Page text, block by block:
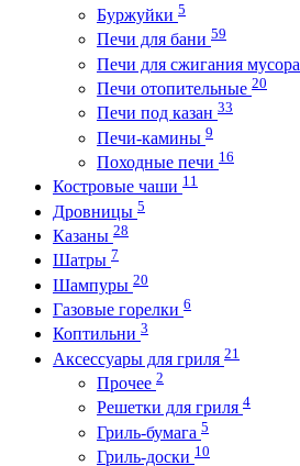
Буржуйки 5
Печи для бани 59
Печи для сжигания мусора
Печи отопительные 20
Печи под казан 33
Печи-камины 9
Походные печи 16
Костровые чаши 11
Дровницы 5
Казаны 28
Шатры 7
Шампуры 20
Газовые горелки 6
Коптильни 3
Аксессуары для гриля 21
Прочее 2
Решетки для гриля 4
Гриль-бумага 5
Гриль-доски 10